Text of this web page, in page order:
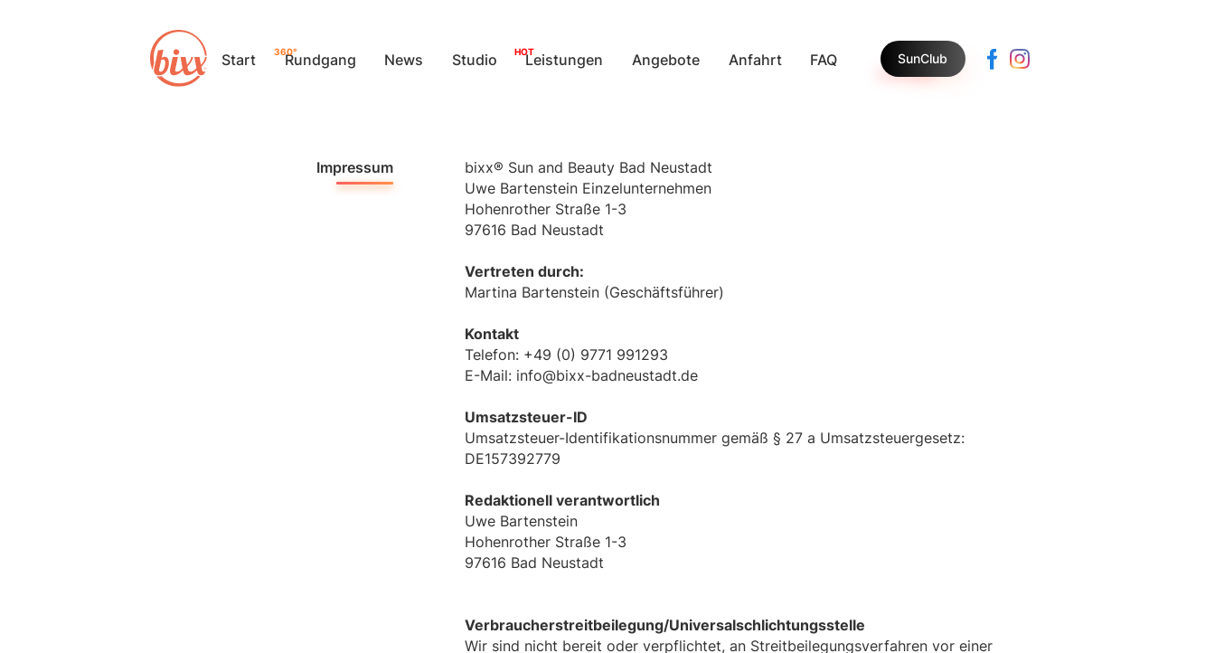
Start Rundgang
360°
News Studio Leistungen
HOT
Angebote Anfahrt FAQ SunClub
Impressum
bixx® Sun and Beauty Bad Neustadt
Uwe Bartenstein Einzelunternehmen
Hohenrother Straße 1-3
97616 Bad Neustadt
Vertreten durch:
Martina Bartenstein (Geschäftsführer)
Kontakt
Telefon: +49 (0) 9771 991293
E-Mail: info@bixx-badneustadt.de
Umsatzsteuer-ID
Umsatzsteuer-Identifikationsnummer gemäß § 27 a Umsatzsteuergesetz:
DE157392779
Redaktionell verantwortlich
Uwe Bartenstein
Hohenrother Straße 1-3
97616 Bad Neustadt
Verbraucher­streit­beilegung/Universal­schlichtungs­stelle
Wir sind nicht bereit oder verpflichtet, an Streitbeilegungsverfahren vor einer